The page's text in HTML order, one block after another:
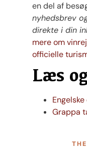
en del af
nyhedsbrev
direkte i din
mere om
officielle
Læs
Grappa